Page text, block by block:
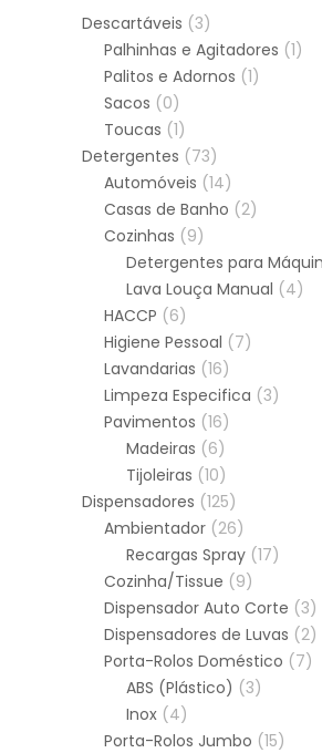
Descartáveis (3)
Palhinhas e Agitadores (1)
Palitos e Adornos (1)
Sacos (0)
Toucas (1)
Detergentes (73)
Automóveis (14)
Casas de Banho (2)
Cozinhas (9)
Detergentes para
Lava Louça Manual (4)
HACCP (6)
Higiene Pessoal (7)
Lavandarias (16)
Limpeza Especifica (3)
Pavimentos (16)
Madeiras (6)
Tijoleiras (10)
Dispensadores (125)
Ambientador (26)
Recargas Spray (17)
Cozinha/Tissue (9)
Dispensador Auto Corte (3)
Dispensadores de Luvas (2)
Porta-Rolos Doméstico (7)
ABS (Plástico) (3)
Inox (4)
Porta-Rolos Jumbo (15)